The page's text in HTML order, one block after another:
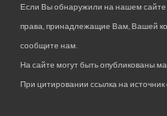
Если Вы обнаружили на нашем
права, принадлежащие Вам, Вашей
сообщите нам.
На сайте могут быть опубликованы
При цитировании ссылка на источник